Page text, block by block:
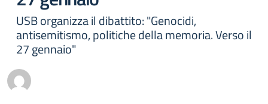
USB organizza il dibattito: "Genocidi,
antisemitismo, politiche della memoria. Verso il
27 gennaio"